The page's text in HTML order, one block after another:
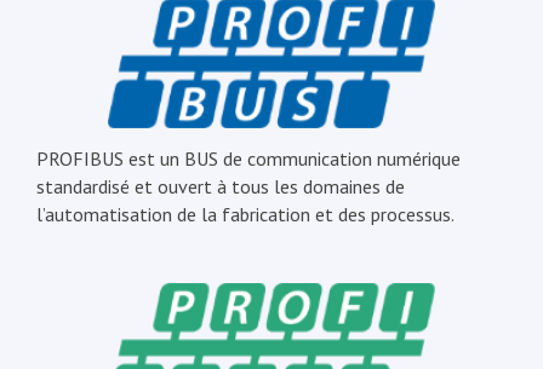
PROFIBUS est un BUS de communication numérique
standardisé et ouvert à tous les domaines de
l’automatisation de la fabrication et des processus.